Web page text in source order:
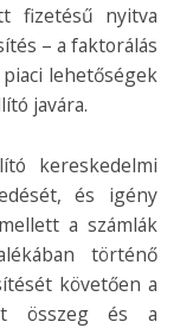
fizetésű nyitva
– a faktorálás
lehetőségek
javára.
kereskedelmi
és igény
a számlák
történő
követően a
összeg és a